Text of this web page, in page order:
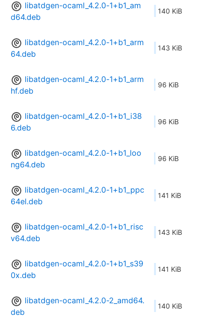
libatdgen-ocaml_4.2.0-1+b1_am
d64.deb
140 KiB
libatdgen-ocaml_4.2.0-1+b1_arm
64.deb
143 KiB
libatdgen-ocaml_4.2.0-1+b1_arm
hf.deb
96 KiB
libatdgen-ocaml_4.2.0-1+b1_i38
6.deb
96 KiB
libatdgen-ocaml_4.2.0-1+b1_loo
ng64.deb
96 KiB
libatdgen-ocaml_4.2.0-1+b1_ppc
64el.deb
141 KiB
libatdgen-ocaml_4.2.0-1+b1_risc
v64.deb
143 KiB
libatdgen-ocaml_4.2.0-1+b1_s39
0x.deb
141 KiB
libatdgen-ocaml_4.2.0-2_amd64.
deb
140 KiB